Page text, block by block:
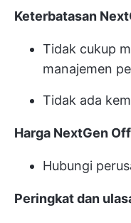
Keterbatasan
Tidak cukup
manajemen
Tidak ada
Harga NextGen
Hubungi
Peringkat dan